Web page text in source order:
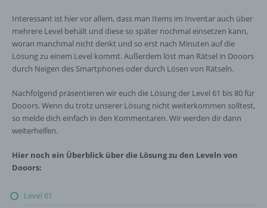
Interessant ist hier vor allem, dass man Items im Inventar auch über
mehrere Level behält und diese so später nochmal einsetzen kann,
woran manchmal nicht denkt und so erst nach Minuten auf die
Lösung zu einem Level kommt. Außerdem löst man Rätsel in Dooors
durch Neigen des Smartphones oder durch Lösen von Rätseln.
Nachfolgend präsentieren wir euch die Lösung der Level 61 bis 80 für
Dooors. Wenn du trotz unserer Lösung nicht weiterkommen solltest,
so melde dich einfach in den Kommentaren. Wir werden dir dann
weiterhelfen.
Hier noch ein Überblick über die Lösung zu den Leveln von
Dooors:
Level 61